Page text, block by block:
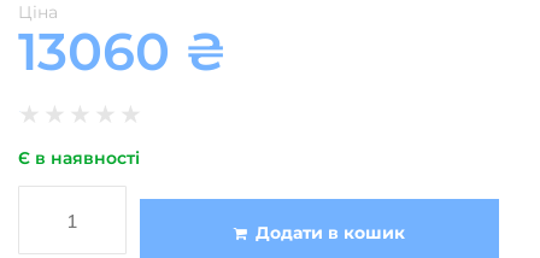
Ціна
13060 ₴
★ ★ ★ ★ ★
Є в наявності
Додати в кошик